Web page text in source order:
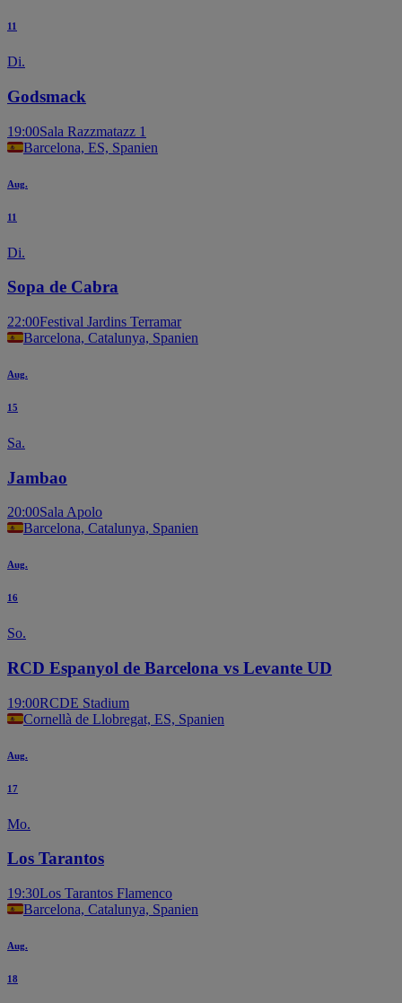
11
Di.
Godsmack
19:00Sala Razzmatazz 1
Barcelona, ES, Spanien
Aug.
11
Di.
Sopa de Cabra
22:00Festival Jardins Terramar
Barcelona, Catalunya, Spanien
Aug.
15
Sa.
Jambao
20:00Sala Apolo
Barcelona, Catalunya, Spanien
Aug.
16
So.
RCD Espanyol de Barcelona vs Levante UD
19:00RCDE Stadium
Cornellà de Llobregat, ES, Spanien
Aug.
17
Mo.
Los Tarantos
19:30Los Tarantos Flamenco
Barcelona, Catalunya, Spanien
Aug.
18